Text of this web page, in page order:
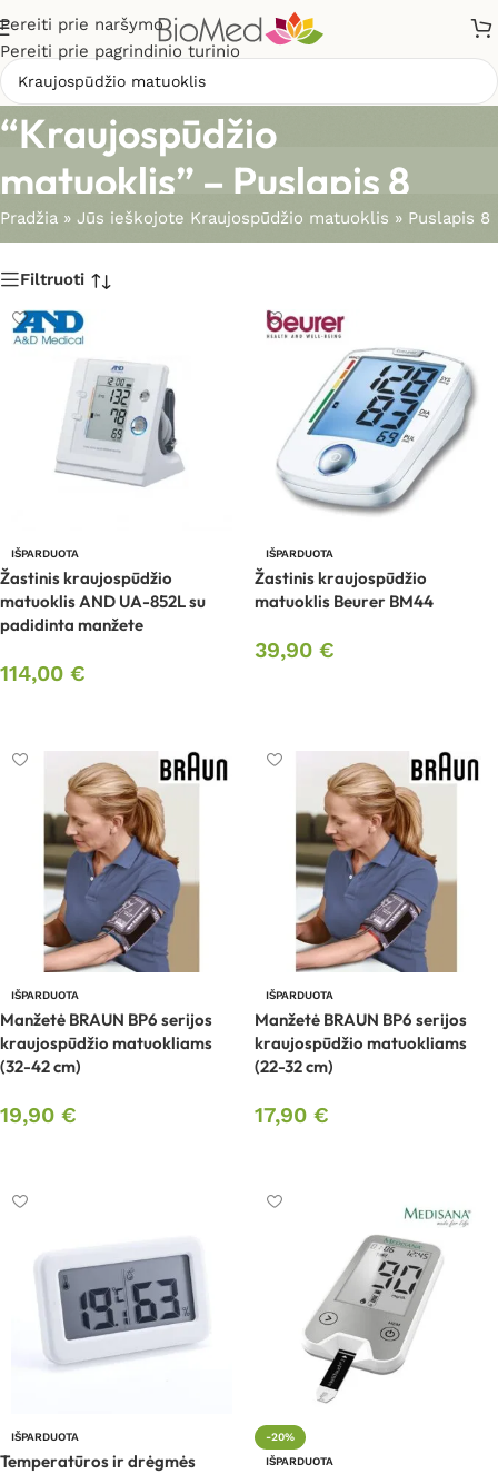
Pereiti prie naršymo
Pereiti prie pagrindinio turinio
Paieškos rezultatai:
“Kraujospūdžio
matuoklis” – Puslapis 8
Pradžia » Jūs ieškojote Kraujospūdžio matuoklis » Puslapis 8
Filtruoti
IŠPARDUOTA
Žastinis kraujospūdžio
matuoklis AND UA-852L su
padidinta manžete
114,00 €
IŠPARDUOTA
Žastinis kraujospūdžio
matuoklis Beurer BM44
39,90 €
IŠPARDUOTA
Manžetė BRAUN BP6 serijos
kraujospūdžio matuokliams
(32-42 cm)
19,90 €
IŠPARDUOTA
Manžetė BRAUN BP6 serijos
kraujospūdžio matuokliams
(22-32 cm)
17,90 €
IŠPARDUOTA
Temperatūros ir drėgmės
-20%
IŠPARDUOTA